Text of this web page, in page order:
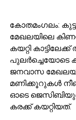
കോതമംഗലം:
മേഖലയിലെ
കയറ്റി
പുലര്‍ച്ചെയോടെ
ജനവാസ
മണിക്കൂറുകള്‍
ഓടെ
കരക്ക് കയറ്റിയത്.